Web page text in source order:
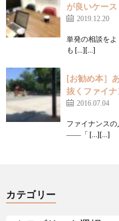
が良いケース
2019.12.20
単発の相談を
も […][…]
[お勧め本］
抜くファイ
2016.07.04
ファイナンス
――「 […][…]
カテゴリー